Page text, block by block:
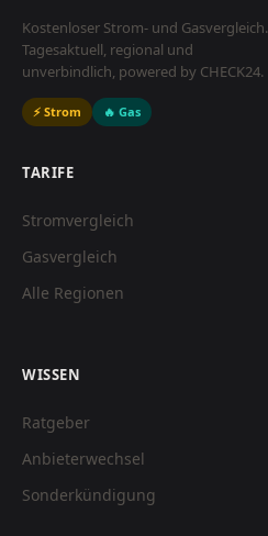
Kostenloser Strom- und Gasvergleich.
Tagesaktuell, regional und
unverbindlich, powered by CHECK24.
⚡ Strom 🔥 Gas
TARIFE
Stromvergleich
Gasvergleich
Alle Regionen
WISSEN
Ratgeber
Anbieterwechsel
Sonderkündigung